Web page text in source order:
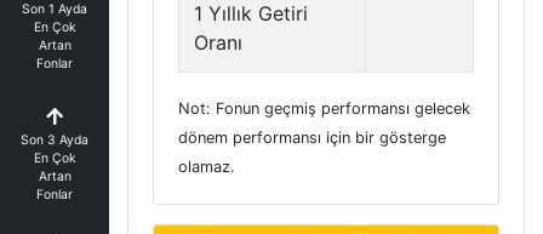
Son 1 Ayda
En Çok
Artan
Fonlar
Son 3 Ayda
En Çok
Artan
Fonlar
1 Yıllık Getiri
Oranı
Not: Fonun geçmiş performansı gelecek
dönem performansı için bir gösterge
olamaz.